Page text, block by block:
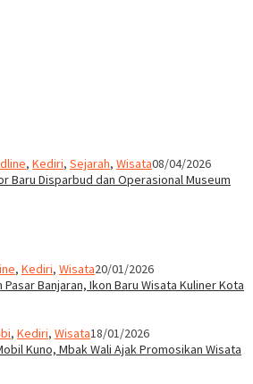
, Kediri, Sejarah, Wisata08/04/2026
Baru Disparbud dan Operasional Museum
, Kediri, Wisata20/01/2026
Pasar Banjaran, Ikon Baru Wisata Kuliner Kota
, Kediri, Wisata18/01/2026
Kuno, Mbak Wali Ajak Promosikan Wisata